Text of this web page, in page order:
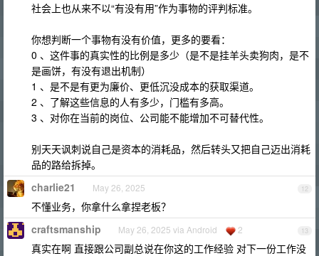
社会上也从来不以“有没有用”作为事物的评判标准。
你想判断一个事物有没有价值，更多的要看：
0 、这件事的真实性的比例是多少（是不是挂羊头卖狗肉，是不
是画饼，有没有退出机制）
1 、是不是有更为廉价、更低沉没成本的获取渠道。
2 、了解这些信息的人有多少，门槛有多高。
3 、对你在当前的岗位、公司能不能增加不可替代性。
别天天讽刺说自己是资本的消耗品，然后转头又把自己迈出消耗
品的路给拆掉。
12
charlie21 May 26, 2025
不懂业务，你拿什么拿捏老板？
13
craftsmanship May 26, 2025 via Android 2
真实在啊 直接跟公司副总说在你这的工作经验 对下一份工作没